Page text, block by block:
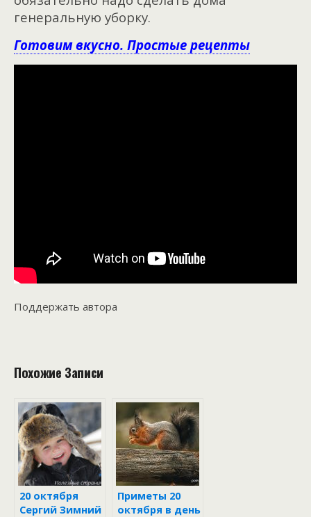
генеральную уборку.
Готовим вкусно. Простые рецепты
Поддержать автора
Похожие Записи
20 октября
Сергий Зимний
Приметы 20
октября в день